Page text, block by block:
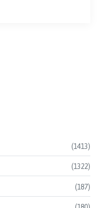
(1413)
(1322)
(187)